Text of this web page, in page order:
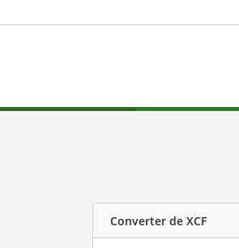
Converter de XCF